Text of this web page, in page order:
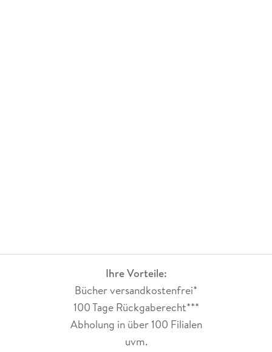
Ihre Vorteile:
Bücher versandkostenfrei*
100 Tage Rückgaberecht***
Abholung in über 100 Filialen
uvm.